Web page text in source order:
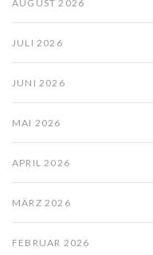
AUGUST 2026
JULI 2026
JUNI 2026
MAI 2026
APRIL 2026
MÄRZ 2026
FEBRUAR 2026